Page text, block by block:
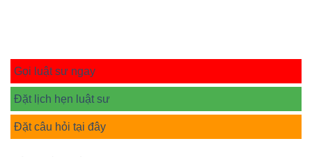
Gọi luật sư ngay
Đặt lịch hẹn luật sư
Đặt câu hỏi tại đây